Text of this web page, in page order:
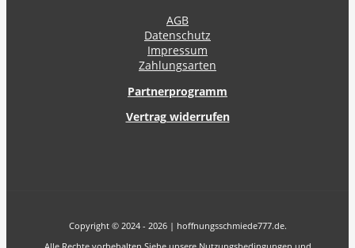
AGB
Datenschutz
Impressum
Zahlungsarten
Partnerprogramm
Vertrag widerrufen
Copyright © 2024 - 2026 | hoffnungsschmiede777.de.